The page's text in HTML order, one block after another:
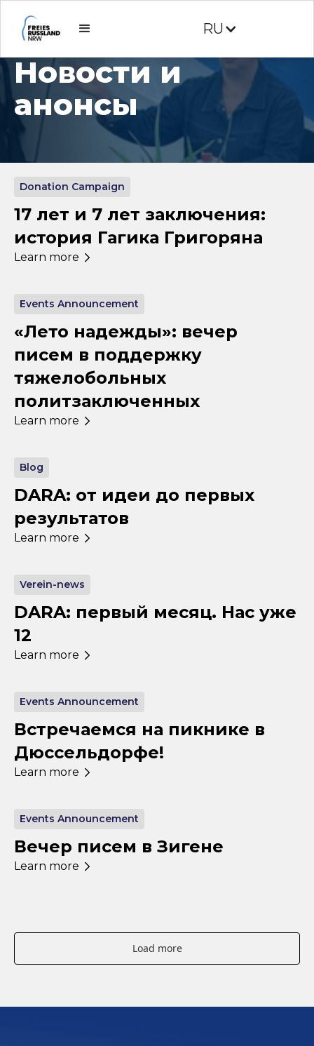
RU
Новости и
анонсы
Donation Campaign
17 лет и 7 лет заключения:
история Гагика Григоряна
Learn more
Events Announcement
«Лето надежды»: вечер
писем в поддержку
тяжелобольных
политзаключенных
Learn more
Blog
DARA: от идеи до первых
результатов
Learn more
Verein-news
DARA: первый месяц. Нас уже
12
Learn more
Events Announcement
Встречаемся на пикнике в
Дюссельдорфе!
Learn more
Events Announcement
Вечер писем в Зигене
Learn more
Load more